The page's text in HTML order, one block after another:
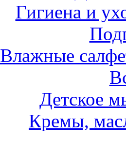
Гигиена и
Влажные
Детское
Кремы,